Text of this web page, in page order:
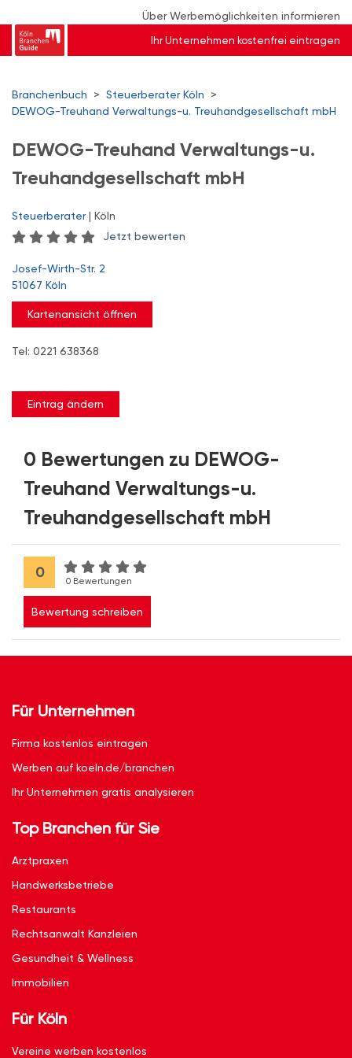
Über Werbemöglichkeiten informieren
Ihr Unternehmen kostenfrei eintragen
Branchenbuch > Steuerberater Köln
>
DEWOG-Treuhand Verwaltungs-u. Treuhandgesellschaft mbH
DEWOG-Treuhand Verwaltungs-u.
Treuhandgesellschaft mbH
Steuerberater| Köln
Jetzt bewerten
Josef-Wirth-Str. 2
51067 Köln
Kartenansicht öffnen
Tel: 0221 638368
Eintrag ändern
0 Bewertungen zu DEWOG-
Treuhand Verwaltungs-u.
Treuhandgesellschaft mbH
0
0 Bewertungen
Bewertung schreiben
Für Unternehmen
Firma kostenlos eintragen
Werben auf koeln.de/branchen
Ihr Unternehmen gratis analysieren
Top Branchen für Sie
Arztpraxen
Handwerksbetriebe
Restaurants
Rechtsanwalt Kanzleien
Gesundheit & Wellness
Immobilien
Für Köln
Vereine werben kostenlos